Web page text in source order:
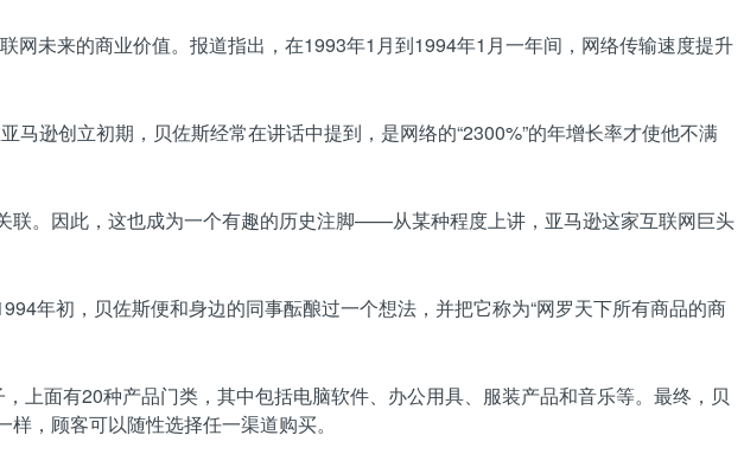
未来的商业价值。报道指出，在1993年1月到1994年1月一年间，网络传输速度提升
逊创立初期，贝佐斯经常在讲话中提到，是网络的“2300%”的年增长率才使他不满
联。因此，这也成为一个有趣的历史注脚——从某种程度上讲，亚马逊这家互联网巨头
年初，贝佐斯便和身边的同事酝酿过一个想法，并把它称为“网罗天下所有商品的商
上面有20种产品门类，其中包括电脑软件、办公用具、服装产品和音乐等。最终，贝
，顾客可以随性选择任一渠道购买。